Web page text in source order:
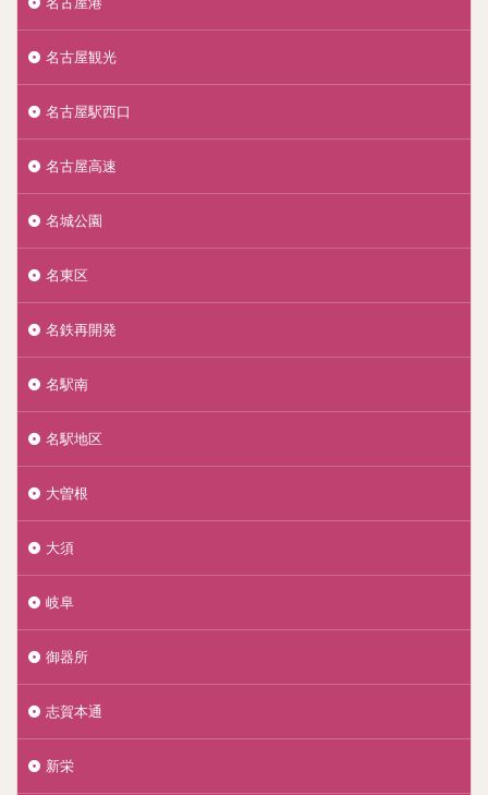
名古屋観光
名古屋駅西口
名古屋高速
名城公園
名東区
名鉄再開発
名駅南
名駅地区
大曽根
大須
岐阜
御器所
志賀本通
新栄